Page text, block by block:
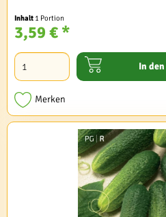
Inhalt 1 Portion
3,59 € *
In den
Merken